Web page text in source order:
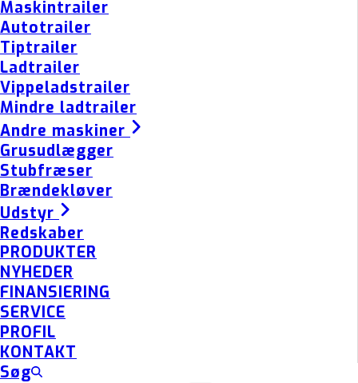
Maskintrailer
Autotrailer
Tiptrailer
Ladtrailer
Vippeladstrailer
Mindre ladtrailer
Andre maskiner
Grusudlægger
Stubfræser
Brændekløver
Udstyr
Redskaber
PRODUKTER
NYHEDER
FINANSIERING
SERVICE
PROFIL
KONTAKT
Søg